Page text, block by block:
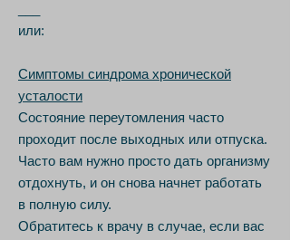
или:
Симптомы синдрома хронической
усталости
Состояние переутомления часто
проходит после выходных или отпуска.
Часто вам нужно просто дать организму
отдохнуть, и он снова начнет работать
в полную силу.
Обратитесь к врачу в случае, если вас